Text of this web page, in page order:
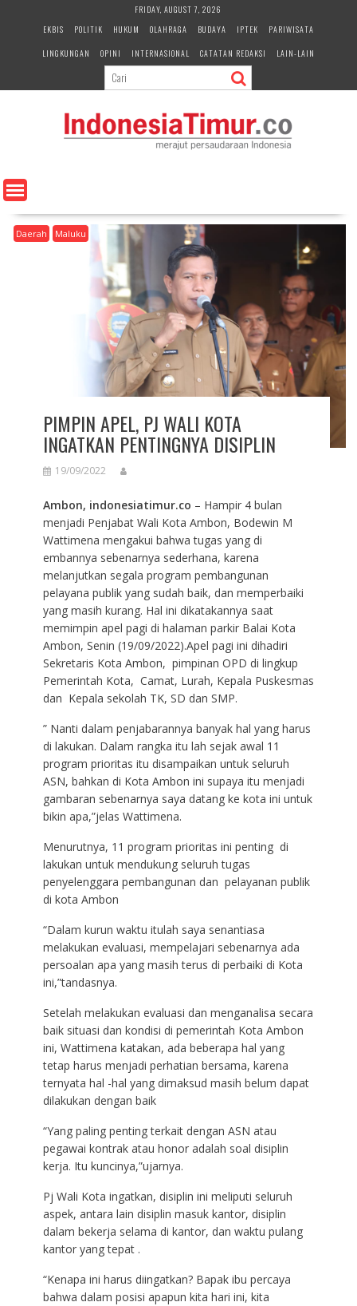
e
n
FRIDAY, AUGUST 7, 2026
EKBIS
POLITIK HUKUM OLAHRAGA BUDAYA IPTEK
PARIWISATA
LINGKUNGAN
OPINI INTERNASIONAL CATATAN REDAKSI LAIN-LAIN
Daerah Maluku
PIMPIN APEL, PJ WALI KOTA
INGATKAN PENTINGNYA DISIPLIN
19/09/2022
Ambon, indonesiatimur.co – Hampir 4 bulan
menjadi Penjabat Wali Kota Ambon, Bodewin M
Wattimena mengakui bahwa tugas yang di
embannya sebenarnya sederhana, karena
melanjutkan segala program pembangunan
pelayana publik yang sudah baik, dan memperbaiki
yang masih kurang. Hal ini dikatakannya saat
memimpin apel pagi di halaman parkir Balai Kota
Ambon, Senin (19/09/2022).Apel pagi ini dihadiri
Sekretaris Kota Ambon, pimpinan OPD di lingkup
Pemerintah Kota, Camat, Lurah, Kepala Puskesmas
dan Kepala sekolah TK, SD dan SMP.
” Nanti dalam penjabarannya banyak hal yang harus
di lakukan. Dalam rangka itu lah sejak awal 11
program prioritas itu disampaikan untuk seluruh
ASN, bahkan di Kota Ambon ini supaya itu menjadi
gambaran sebenarnya saya datang ke kota ini untuk
bikin apa,”jelas Wattimena.
Menurutnya, 11 program prioritas ini penting di
lakukan untuk mendukung seluruh tugas
penyelenggara pembangunan dan pelayanan publik
di kota Ambon
“Dalam kurun waktu itulah saya senantiasa
melakukan evaluasi, mempelajari sebenarnya ada
persoalan apa yang masih terus di perbaiki di Kota
ini,”tandasnya.
Setelah melakukan evaluasi dan menganalisa secara
baik situasi dan kondisi di pemerintah Kota Ambon
ini, Wattimena katakan, ada beberapa hal yang
tetap harus menjadi perhatian bersama, karena
ternyata hal -hal yang dimaksud masih belum dapat
dilakukan dengan baik
“Yang paling penting terkait dengan ASN atau
pegawai kontrak atau honor adalah soal disiplin
kerja. Itu kuncinya,”ujarnya.
Pj Wali Kota ingatkan, disiplin ini meliputi seluruh
aspek, antara lain disiplin masuk kantor, disiplin
dalam bekerja selama di kantor, dan waktu pulang
kantor yang tepat .
“Kenapa ini harus diingatkan? Bapak ibu percaya
bahwa dalam posisi apapun kita hari ini, kita